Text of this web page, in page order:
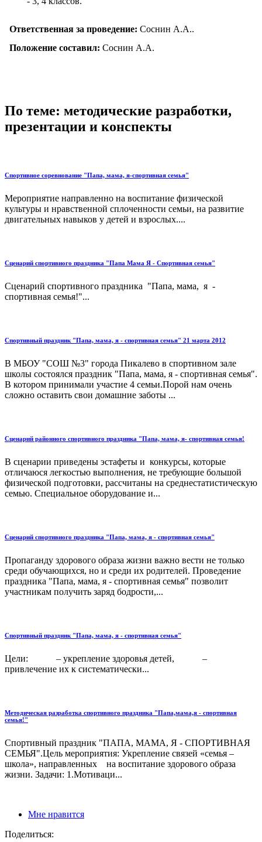
Ответственная за проведение: Соснин А.А..
Положение составил: Соснин А.А.
По теме: методические разработки,
презентации и конспекты
Спортивное соревнование "Папа, мама, я-спортивная семья"
Мероприятие направленно на воспитание физической
культуры и нравственной сплоченности семьи, на развитие
двигательных навыков у детей и взрослых....
Сценарий спортивного праздника "Папа Мама Я - Спортивная семья"
Сценарий спортивного праздника "Папа, мама, я -
спортивная семья!"...
Спортивный праздник "Папа, мама, я - спортивная семья" 21 марта 2012
В МБОУ "СОШ №3" города Пикалево в спортивном зале
школы состоялся праздник "Папа, мама, я - спортивная семья".
В котором принимали участие 4 семьи.Порой нам очень
сложно оставить свои домашние заботы ...
Сценарий районного спортивного праздника "Папа, мама, я- спортивная семья!
В сценарии приведены эстафеты и конкурсы, которые
отличаюся легкостью выполнения, не требующие большой
физической подготовки, рассчитаны на среднестатистическую
семью. Специальное оборудование и...
Сценарий спортивного праздника "Папа, мама, я - спортивная семья"
Пропаганду здорового образа жизни важно вести не только
среди обучающихся, но и среди их родителей. Проведение
праздника "Папа, мама, я - спортивная семья" позволит
участникам получить заряд бодрости,...
Спортивный праздник "Папа, мама, я - спортивная семья"
Цели: – укрепление здоровья детей, –
привлечение их к систематически...
Методическая разработка спортивного праздника "Папа,мама,я - спортивная
семья!"
Спортивный праздник "ПАПА, МАМА, Я - СПОРТИВНАЯ
СЕМЬЯ".Цель мероприятия: Укрепление связей «семья –
школа», направленных на воспитание здорового образа
жизни. Задачи: 1.Мотиваци...
Мне нравится
Поделиться: